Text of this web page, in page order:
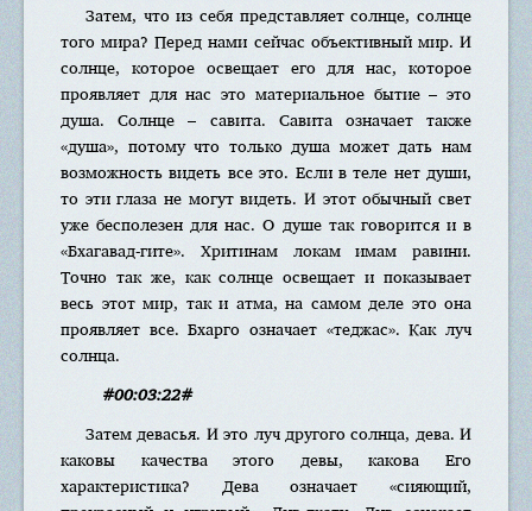
Затем, что из себя представляет солнце, солнце
того мира? Перед нами сейчас объективный мир. И
солнце, которое освещает его для нас, которое
проявляет для нас это материальное бытие – это
душа. Солнце – савита. Савита означает также
«душа», потому что только душа может дать нам
возможность видеть все это. Если в теле нет души,
то эти глаза не могут видеть. И этот обычный свет
уже бесполезен для нас. О душе так говорится и в
«Бхагавад-гите». Хритинам локам имам равини.
Точно так же, как солнце освещает и показывает
весь этот мир, так и атма, на самом деле это она
проявляет все. Бхарго означает «теджас». Как луч
солнца.
#00:03:22#
Затем девасья. И это луч другого солнца, дева. И
каковы качества этого девы, какова Его
характеристика? Дева означает «сияющий,